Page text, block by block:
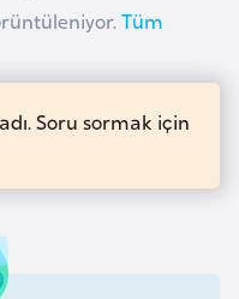
Tüm
Soru sormak için